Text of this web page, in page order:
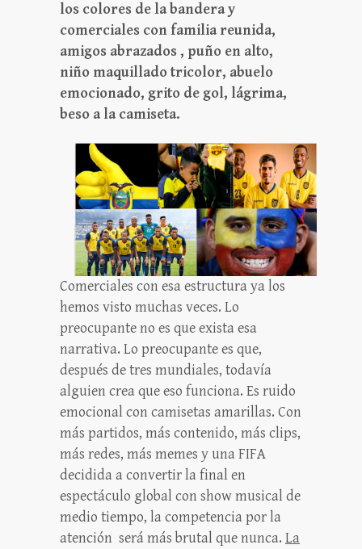
los colores de la bandera y
comerciales con familia reunida,
amigos abrazados , puño en alto,
niño maquillado tricolor, abuelo
emocionado, grito de gol, lágrima,
beso a la camiseta.
Comerciales con esa estructura ya los
hemos visto muchas veces. Lo
preocupante no es que exista esa
narrativa. Lo preocupante es que,
después de tres mundiales, todavía
alguien crea que eso funciona. Es ruido
emocional con camisetas amarillas. Con
más partidos, más contenido, más clips,
más redes, más memes y una FIFA
decidida a convertir la final en
espectáculo global con show musical de
medio tiempo, la competencia por la
atención será más brutal que nunca. La